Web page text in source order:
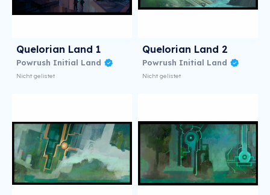
Quelorian Land 1
Powrush Initial Land
Nicht gelistet
Quelorian Land 2
Powrush Initial Land
Nicht gelistet